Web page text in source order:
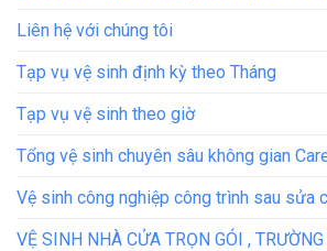
Liên hệ với chúng tôi
Tạp vụ vệ sinh định kỳ theo Tháng
Tạp vụ vệ sinh theo giờ
Tổng vệ sinh chuyên sâu không gian
Vệ sinh công nghiệp công trình sau sửa
VỆ SINH NHÀ CỬA TRỌN GÓI ,